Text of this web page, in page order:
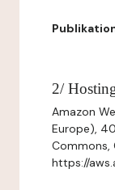
2/
Amazon
Europe),
Commons,
https://